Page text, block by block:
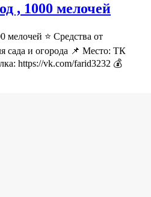
, 1000 мелочей
мелочей ⭐ Средства от
сада и огорода 📌 Место: ТК
https://vk.com/farid3232 💰